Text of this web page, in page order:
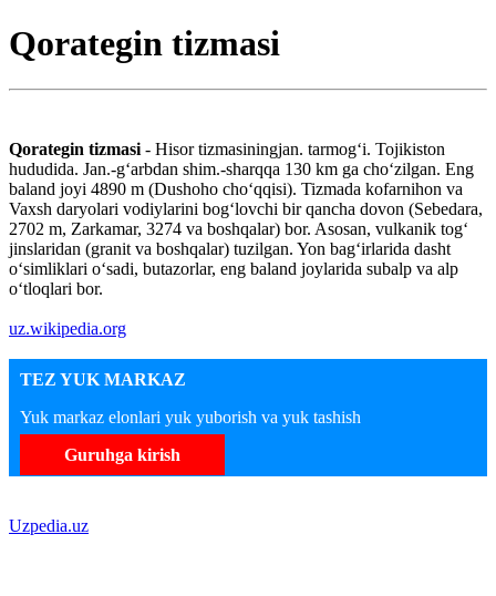
Qorategin tizmasi
Qorategin tizmasi - Hisor tizmasiningjan. tarmogʻi. Tojikiston
hududida. Jan.-gʻarbdan shim.-sharqqa 130 km ga choʻzilgan. Eng
baland joyi 4890 m (Dushoho choʻqqisi). Tizmada kofarnihon va
Vaxsh daryolari vodiylarini bogʻlovchi bir qancha dovon (Sebedara,
2702 m, Zarkamar, 3274 va boshqalar) bor. Asosan, vulkanik togʻ
jinslaridan (granit va boshqalar) tuzilgan. Yon bagʻirlarida dasht
oʻsimliklari oʻsadi, butazorlar, eng baland joylarida subalp va alp
oʻtloqlari bor.
uz.wikipedia.org
TEZ YUK MARKAZ
Yuk markaz elonlari yuk yuborish va yuk tashish
Guruhga kirish
Uzpedia.uz